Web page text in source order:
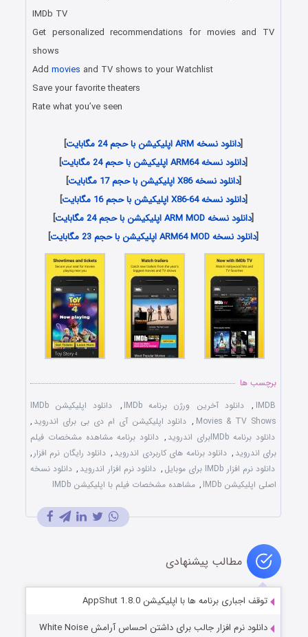
IMDb TV
Get personalized recommendations for movies and TV
shows
Addmovies and TV shows to your Watchlist
Save your favorite theaters
Rate what you’ve seen
[دانلود نسخه ARM اپلیکیشن با حجم 24 مگابایت
]
[دانلود نسخه ARM64 اپلیکیشن با حجم 24 مگابایت
]
[دانلود نسخه X86 اپلیکیشن با حجم 17 مگابایت
]
[دانلود نسخه X86-64 اپلیکیشن با حجم 16 مگابایت
]
[دانلود نسخه ARM MOD اپلیکیشن با حجم 24 مگابایت
]
[دانلود نسخه ARM64 MOD اپلیکیشن با حجم 23 مگابایت ]
برچسب ها
IMDB
, دانلود آخرین ورژن برنامه IMDb ,
دانلود اپلیکیشن IMDb
Movies & TV Shows
, دانلود اپلیکیشن آی ام دی بی برای اندروید ,
دانلود برنامه IMDbبرای اندروید
, دانلود برنامه مشاهده مشخصات فیلم
برای اندروید , دانلود برنامه های کاربردی اندروید , دانلود رایگان نرم افزار ,
دانلود نرم افزار IMDb برای موبایل
, دانلود نرم افزار اندروید , دانلود نسخه
اصلی اپلیکیشن IMDb
, مشاهده مشخصات فیلم با اپلیکیشن IMDb
مطالب پیشنهادی
توقف اجباری برنامه ها با اپلیکیشن AppShut 1.8.0
دانلود نرم افزار جالب برای داشتن احساس آرامش White Noise